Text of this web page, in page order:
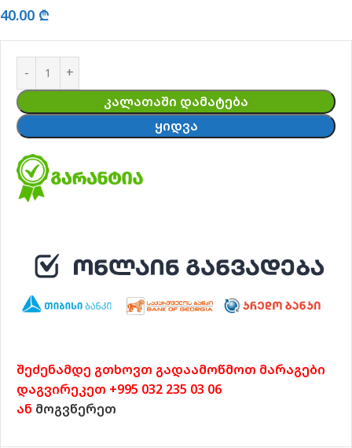
40.00 ₾
ᲙᲐᲚᲐᲗᲐᲨᲘ ᲓᲐᲛᲐᲢᲔᲑᲐ
ᲧᲘᲓᲕᲐ
შეძენამდე გთხოვთ გადაამოწმოთ მარაგები
დაგვირეკეთ +995 032 235 03 06
ან მოგვწერეთ